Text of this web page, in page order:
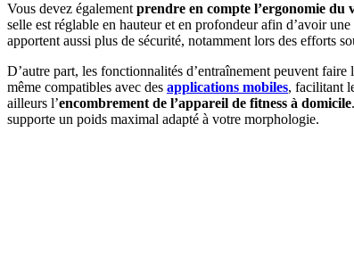
Vous devez également prendre en compte l’ergonomie du
selle est réglable en hauteur et en profondeur afin d’avoir
apportent aussi plus de sécurité, notamment lors des efforts
D’autre part, les fonctionnalités d’entraînement peuvent
même compatibles avec des applications mobiles, facilitant
ailleurs l’encombrement de l’appareil de fitness à domicile
supporte un poids maximal adapté à votre morphologie.